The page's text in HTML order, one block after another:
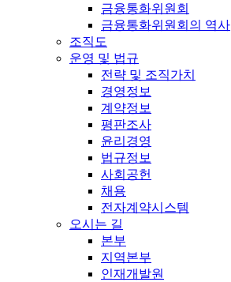
금융통화위원회
금융통화위원회의 역사
조직도
운영 및 법규
전략 및 조직가치
경영정보
계약정보
평판조사
윤리경영
법규정보
사회공헌
채용
전자계약시스템
오시는 길
본부
지역본부
인재개발원